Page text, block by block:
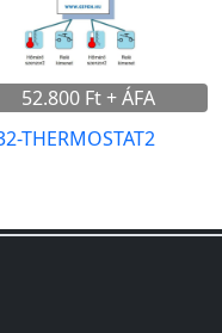
52.800 Ft + ÁFA
THERMOSTAT2